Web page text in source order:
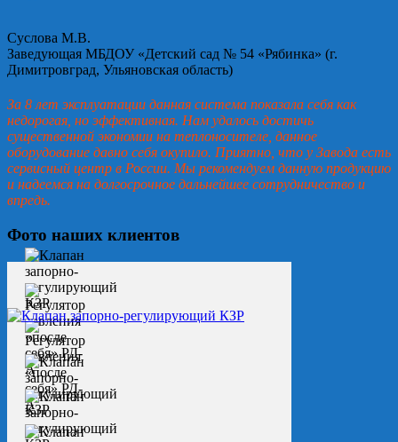
Суслова М.В.
Заведующая МБДОУ «Детский сад № 54 «Рябинка» (г.
Димитровград, Ульяновская область)
За 8 лет эксплуатации данная система показала себя как
недорогая, но эффективная. Нам удалось достичь
существенной экономии на теплоносителе, данное
оборудование давно себя окупило. Приятно, что у Завода есть
сервисный центр в России. Мы рекомендуем данную продукцию
и надеемся на долгосрочное дальнейшее сотрудничество и
впредь.
Фото наших клиентов